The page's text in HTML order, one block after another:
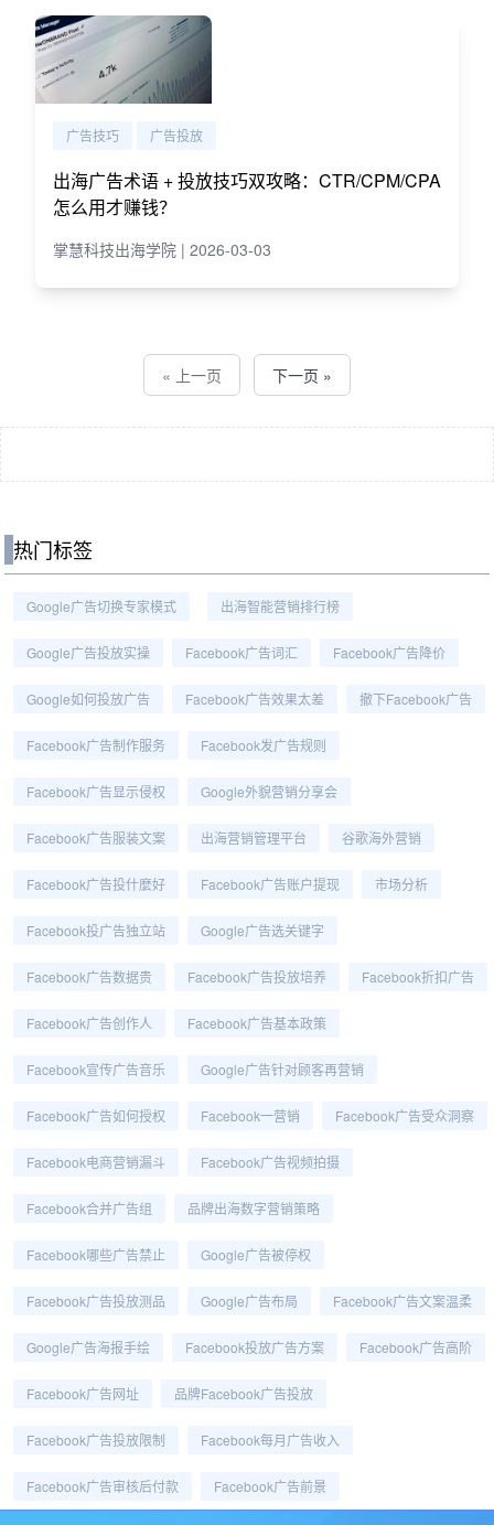
广告技巧 广告投放
出海广告术语 + 投放技巧双攻略：CTR/CPM/CPA
怎么用才赚钱？
掌慧科技出海学院 | 2026-03-03
« 上一页 下一页 »
热门标签
Google广告切换专家模式 出海智能营销排行榜
Google广告投放实操 Facebook广告词汇 Facebook广告降价
Google如何投放广告 Facebook广告效果太差 撤下Facebook广告
Facebook广告制作服务 Facebook发广告规则
Facebook广告显示侵权 Google外貌营销分享会
Facebook广告服装文案 出海营销管理平台 谷歌海外营销
Facebook广告投什麼好 Facebook广告账户提现 市场分析
Facebook投广告独立站 Google广告选关键字
Facebook广告数据贵 Facebook广告投放培养 Facebook折扣广告
Facebook广告创作人 Facebook广告基本政策
Facebook宣传广告音乐 Google广告针对顾客再营销
Facebook广告如何授权 Facebook一营销 Facebook广告受众洞察
Facebook电商营销漏斗 Facebook广告视频拍摄
Facebook合并广告组 品牌出海数字营销策略
Facebook哪些广告禁止 Google广告被停权
Facebook广告投放测品 Google广告布局 Facebook广告文案温柔
Google广告海报手绘 Facebook投放广告方案 Facebook广告高阶
Facebook广告网址 品牌Facebook广告投放
Facebook广告投放限制 Facebook每月广告收入
Facebook广告审核后付款 Facebook广告前景